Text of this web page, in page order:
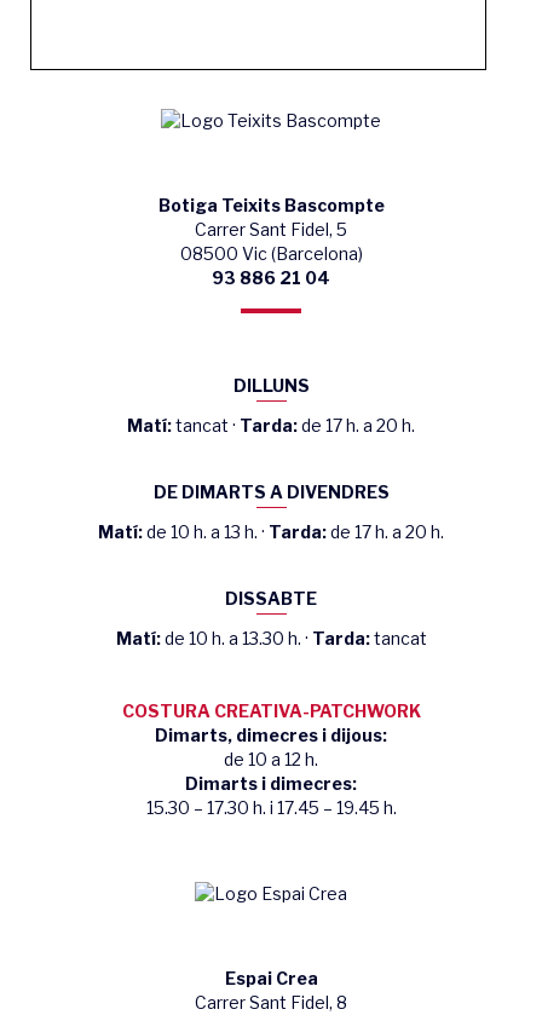
Botiga Teixits Bascompte
Carrer Sant Fidel, 5
08500 Vic (Barcelona)
93 886 21 04
DILLUNS
Matí:tancat · Tarda:de 17 h. a 20 h.
DE DIMARTS A DIVENDRES
Matí:de 10 h. a 13 h. · Tarda:de 17 h. a 20 h.
DISSABTE
Matí:de 10 h. a 13.30 h. · Tarda:tancat
COSTURA CREATIVA-PATCHWORK
Dimarts, dimecres i dijous:
de 10 a 12 h.
Dimarts i dimecres:
15.30 – 17.30 h. i 17.45 – 19.45 h.
Espai Crea
Carrer Sant Fidel, 8